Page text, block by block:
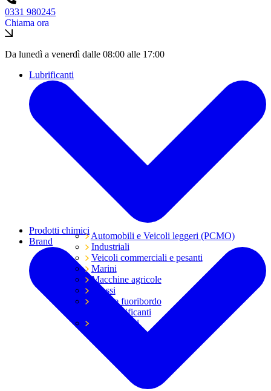
0331 980245
Chiama ora
Da lunedì a venerdì dalle 08:00 alle 17:00
Lubrificanti
Automobili e Veicoli leggeri (PCMO)
Industriali
Veicoli commerciali e pesanti
Marini
Macchine agricole
Grassi
Moto e fuoribordo
Tutti i lubrificanti
Trasmissioni
Prodotti chimici
Brand